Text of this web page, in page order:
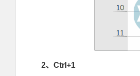
2、Ctrl+1